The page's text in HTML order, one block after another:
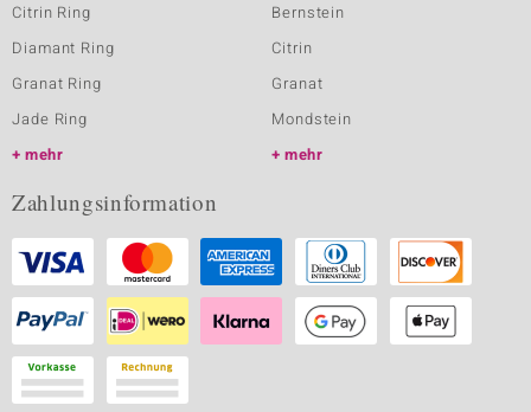
Citrin Ring
Diamant Ring
Granat Ring
Jade Ring
mehr
Bernstein
Citrin
Granat
Mondstein
mehr
Zahlungsinformation